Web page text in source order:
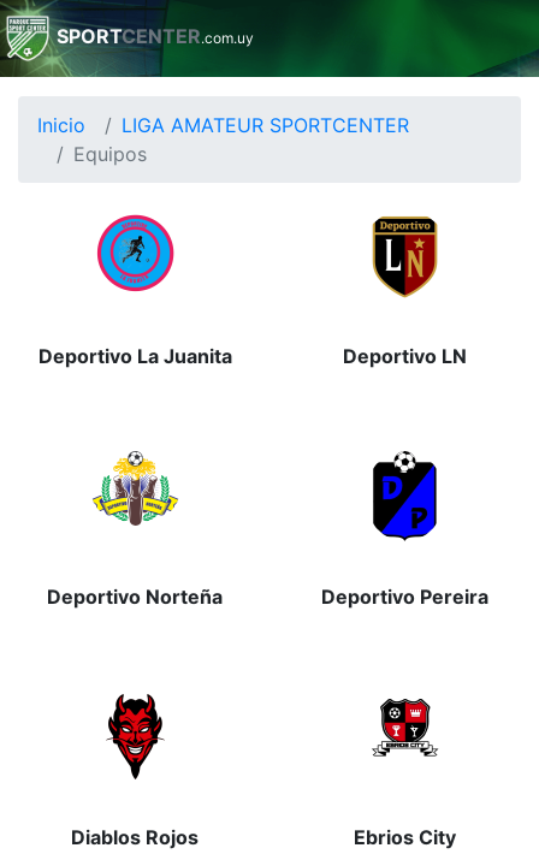
SPORTCENTER.com.uy
Inicio
LIGA AMATEUR SPORTCENTER
Equipos
Deportivo La Juanita Deportivo LN
Deportivo Norteña Deportivo Pereira
Diablos Rojos Ebrios City